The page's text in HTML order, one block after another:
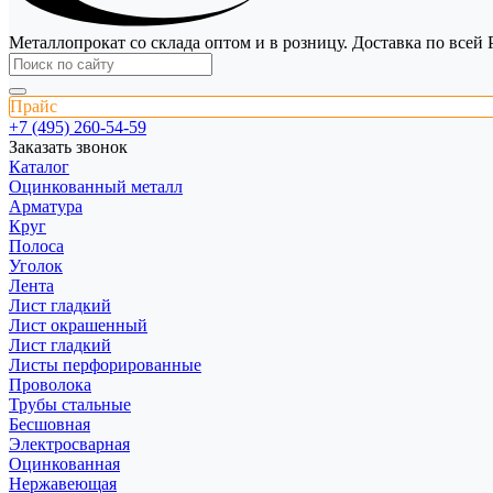
Металлопрокат со склада оптом и в розницу. Доставка по всей
Прайс
+7 (495) 260-54-59
Заказать звонок
Каталог
Оцинкованный металл
Арматура
Круг
Полоса
Уголок
Лента
Лист гладкий
Лист окрашенный
Лист гладкий
Листы перфорированные
Проволока
Трубы стальные
Бесшовная
Электросварная
Оцинкованная
Нержавеющая